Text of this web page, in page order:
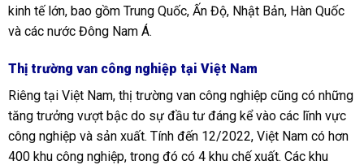
kinh tế lớn, bao gồm Trung Quốc, Ấn Độ, Nhật Bản, Hàn Quốc
và các nước Đông Nam Á.
Thị trường van công nghiệp tại Việt Nam
Riêng tại Việt Nam, thị trường van công nghiệp cũng có những
tăng trưởng vượt bậc do sự đầu tư đáng kể vào các lĩnh vực
công nghiệp và sản xuất. Tính đến 12/2022, Việt Nam có hơn
400 khu công nghiệp, trong đó có 4 khu chế xuất. Các khu